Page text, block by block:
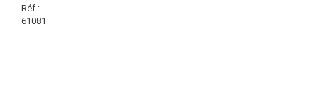
Réf :
61081